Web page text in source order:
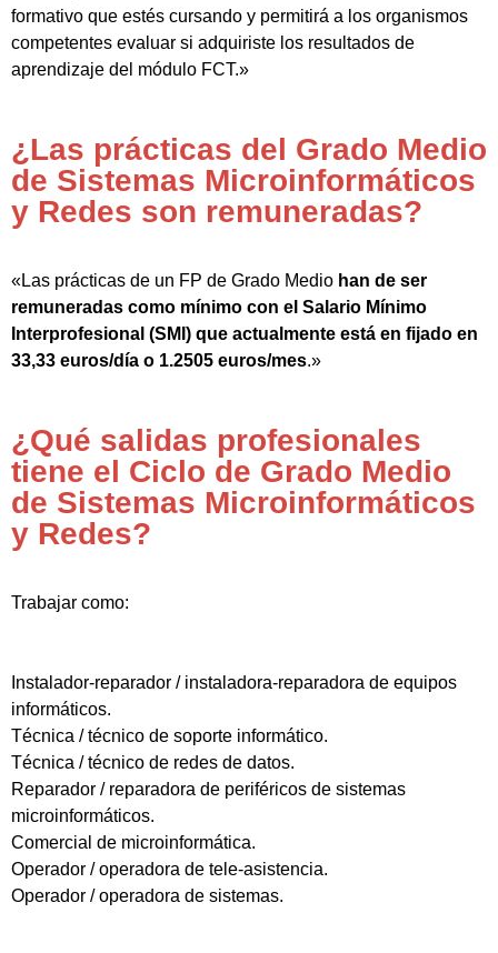
formativo que estés cursando y permitirá a los organismos
competentes evaluar si adquiriste los resultados de
aprendizaje del módulo FCT.»
¿Las prácticas del Grado Medio
de Sistemas Microinformáticos
y Redes son remuneradas?
«Las prácticas de un FP de Grado Medio han de ser
remuneradas como mínimo con el Salario Mínimo
Interprofesional (SMI) que actualmente está en fijado en
33,33 euros/día o 1.2505 euros/mes.»
¿Qué salidas profesionales
tiene el Ciclo de Grado Medio
de Sistemas Microinformáticos
y Redes?
Trabajar como:
Instalador-reparador / instaladora-reparadora de equipos
informáticos.
Técnica / técnico de soporte informático.
Técnica / técnico de redes de datos.
Reparador / reparadora de periféricos de sistemas
microinformáticos.
Comercial de microinformática.
Operador / operadora de tele-asistencia.
Operador / operadora de sistemas.